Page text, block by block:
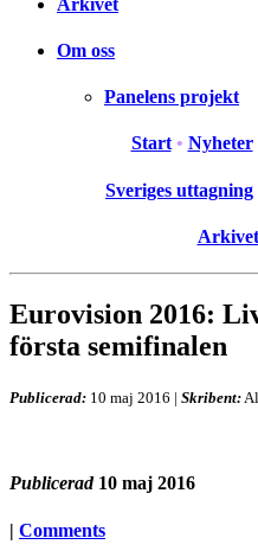
Om oss
Panelens projekt
Start • Nyheter
Sveriges uttagning
Arkivet
Eurovision 2016:
första semifinalen
Publicerad: 10 maj 2016 | Skribent:
Publicerad 10 maj 2016
| Comments